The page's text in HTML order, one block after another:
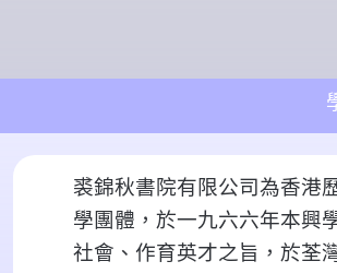
裘錦秋書院有限公司為香港
學團體，於一九六六年本興
社會、作育英才之旨，於荃